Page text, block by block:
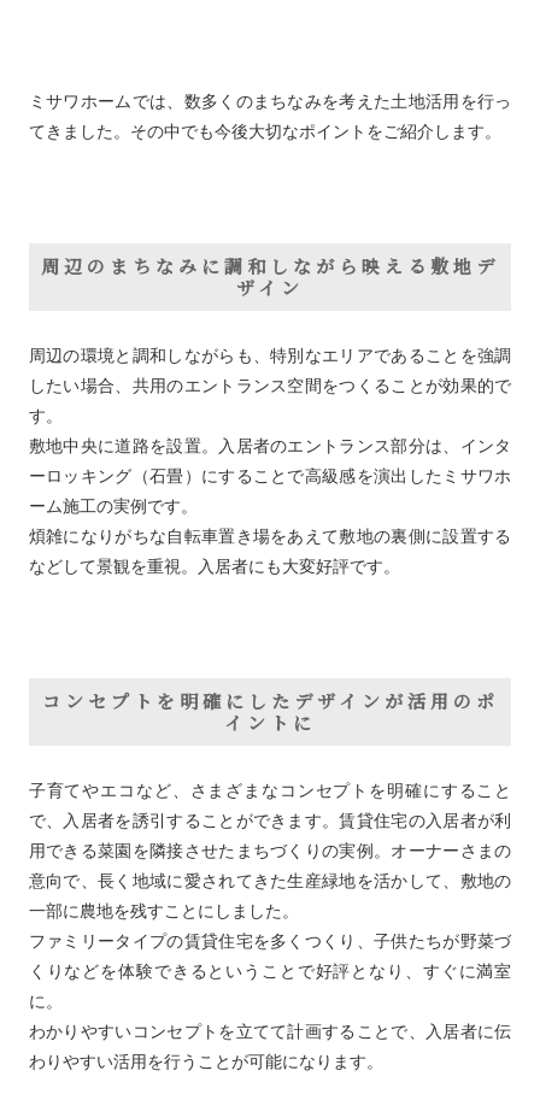
ミサワホームでは、数多くのまちなみを考えた土地活用を行っ
てきました。その中でも今後大切なポイントをご紹介します。
周辺のまちなみに調和しながら映える敷地デ
ザイン
周辺の環境と調和しながらも、特別なエリアであることを強調
したい場合、共用のエントランス空間をつくることが効果的で
す。
敷地中央に道路を設置。入居者のエントランス部分は、インタ
ーロッキング（石畳）にすることで高級感を演出したミサワホ
ーム施工の実例です。
煩雑になりがちな自転車置き場をあえて敷地の裏側に設置する
などして景観を重視。入居者にも大変好評です。
コンセプトを明確にしたデザインが活用のポ
イントに
子育てやエコなど、さまざまなコンセプトを明確にすること
で、入居者を誘引することができます。賃貸住宅の入居者が利
用できる菜園を隣接させたまちづくりの実例。オーナーさまの
意向で、長く地域に愛されてきた生産緑地を活かして、敷地の
一部に農地を残すことにしました。
ファミリータイプの賃貸住宅を多くつくり、子供たちが野菜づ
くりなどを体験できるということで好評となり、すぐに満室
に。
わかりやすいコンセプトを立てて計画することで、入居者に伝
わりやすい活用を行うことが可能になります。